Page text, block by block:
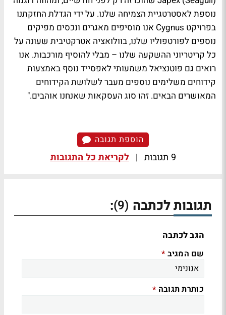
נוספת לאסטרטגיית הצמיחה שלנו. על ידי הגדלת החזקתנו
בפרויקט Cygnus אנו מוסיפים מאגרים ונכסים מפיקים
נוספים לפורטפוליו שלנו, בוולואציה אטרקטיבית שעונה על
כל קריטריוני ההשקעה שלנו – מבלי להוסיף מורכבות. אנו
רואים גם פוטנציאל משמעותי לאפסייד נוסף באמצעות
קידוחים משלימים נוספים מעבר לשלושת הקידוחים
המאושרים הבאים. זהו סוג העסקאות שאנחנו אוהבים."
הוספת תגובה
9 תגובות | לקריאת כל התגובות
תגובות לכתבה (9)
:
הגב לכתבה
שם המגיב *
כותרת תגובה *